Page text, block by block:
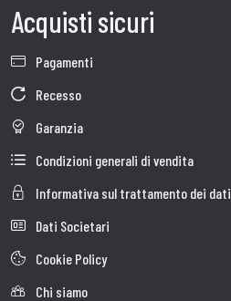
Acquisti sicuri
Pagamenti
Recesso
Garanzia
Condizioni generali di vendita
Informativa sul trattamento dei dati
Dati Societari
Cookie Policy
Chi siamo